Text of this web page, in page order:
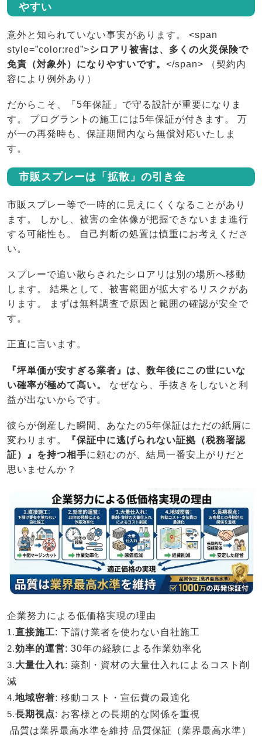
やすい
意外と知られていない事実があります。 <span
style=”color:red”>シロアリ被害は、多くの火災保険で
免責（対象外）になりやすいです。 </span> （契約内
容により例外あり）
だからこそ、「5年保証」で守る設計が重要になりま
す。 プログラントの施工には5年保証が付きます。 万
が一の再発時も、保証期間内なら無償対応いたしま
す。
市販スプレーは「拡散」の引き金
市販スプレー等で一時的に見えにくくなることがあり
ます。 しかし、被害の全体像が把握できないまま進行
する可能性も。 自己判断の処置は慎重にお考えくださ
い。
スプレーで追い散らされたシロアリは別の場所へ移動
します。 結果として、被害範囲が拡大するリスクがあ
ります。 まずは無料調査で原因と範囲の確認が安全で
す。
正直に言います。
『坪単価が安すぎる業者』は、数年後にこの世にいな
い確率が極めて高い。
なぜなら、手抜きをしないと利
益が出ないからです。
彼らが倒産した瞬間、あなたの5年保証はただの紙屑に
変わります。
『保証中に逃げられない証拠（税務署認
証）』を持つ相手に頼むのが、結局一番安上がりだと
思いませんか？
企業努力による低価格実現の理由
1.直接施工: 下請け業者を使わない自社施工
2.効率的運営: 30年の経験による作業効率化
3.大量仕入れ: 薬剤・資材の大量仕入れによるコスト削
減
4.地域密着: 移動コスト・宣伝費の最適化
5.長期視点: お客様との長期的な関係を重視
品質は業界最高水準を維持 品質保証（業界最高水準）